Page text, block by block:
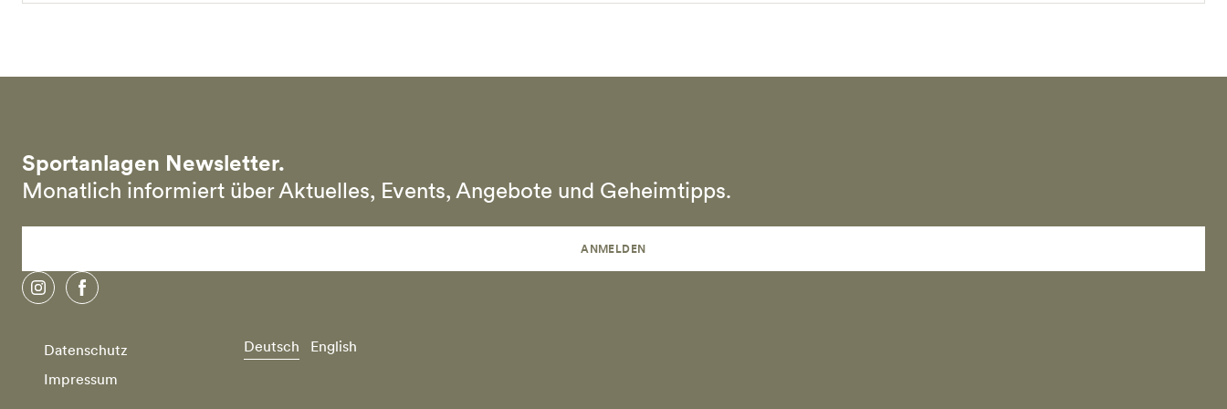
Sportanlagen Newsletter.
Monatlich informiert über Aktuelles, Events, Angebote und Geheimtipps.
ANMELDEN
instagramfacebook
Datenschutz
Impressum
Deutsch English